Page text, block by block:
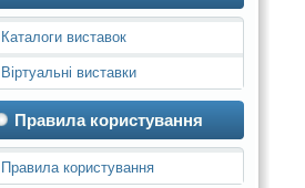
Каталоги виставок
Віртуальні виставки
Правила користування
Правила користування